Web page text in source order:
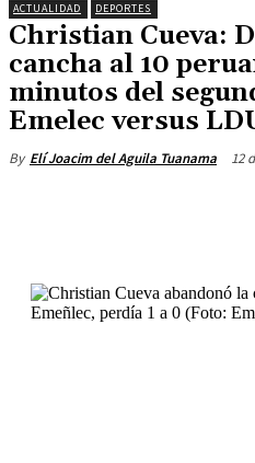
ACTUALIDAD DEPORTES
Christian Cueva:
cancha al 10
minutos del
Emelec versus
By Elí Joacim del Aguila Tuanama 12